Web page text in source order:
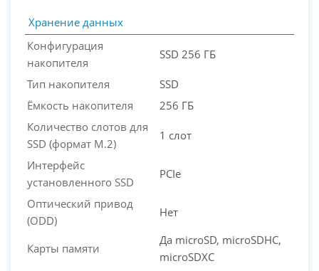
Хранение данных
Конфигурация
накопителя
SSD 256 ГБ
Тип накопителя
SSD
Ёмкость накопителя
256 ГБ
Количество слотов для
SSD (формат M.2)
1 слот
Интерфейс
установленного SSD
PCIe
Оптический привод
(ODD)
Нет
Карты памяти
Да microSD, microSDHC,
microSDXC